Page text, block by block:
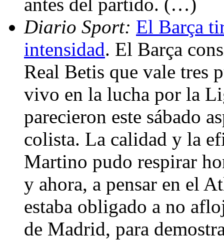
Diario Sport: El Barça
intensidad. El Barça
Real Betis que vale tres
vivo en la lucha por la
parecieron este sábado
colista. La calidad y la
Martino pudo respirar
y ahora, a pensar en el
estaba obligado a no
de Madrid, para